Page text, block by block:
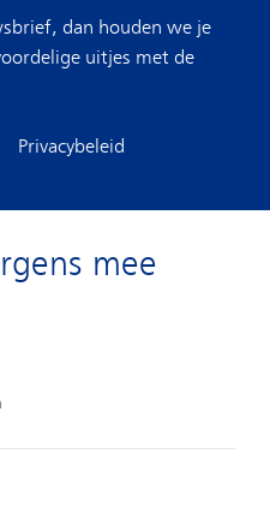
dan houden we je
uitjes met de
Privacybeleid
mee